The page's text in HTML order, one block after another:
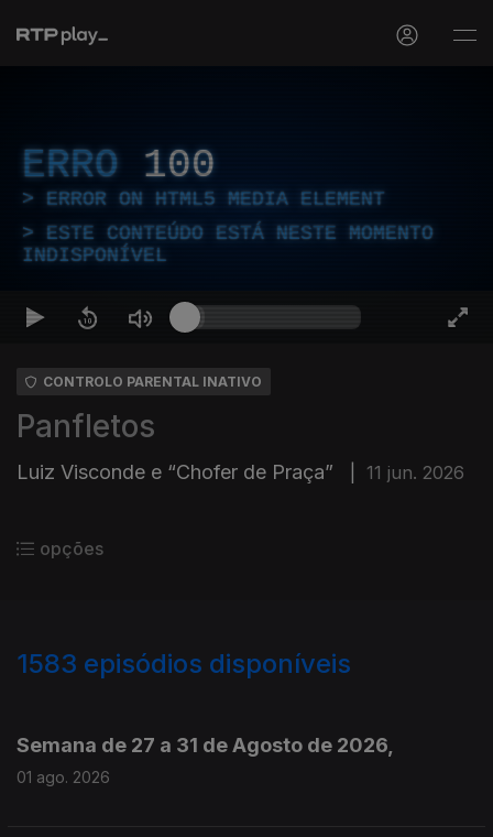
ERRO 100
ERROR ON HTML5 MEDIA ELEMENT
ESTE CONTEÚDO ESTÁ NESTE MOMENTO
INDISPONÍVEL
CONTROLO PARENTAL INATIVO
Panfletos
Luiz Visconde e “Chofer de Praça” 11 jun. 2026
opções
1583 episódios disponíveis
Semana de 27 a 31 de Agosto de 2026,
01 ago. 2026